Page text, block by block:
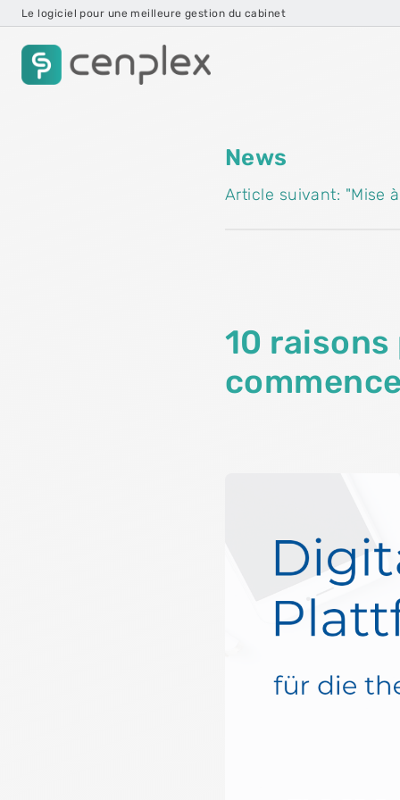
Le logiciel pour une meilleure gestion du cabinet
News
Article suivant: "Mise
10